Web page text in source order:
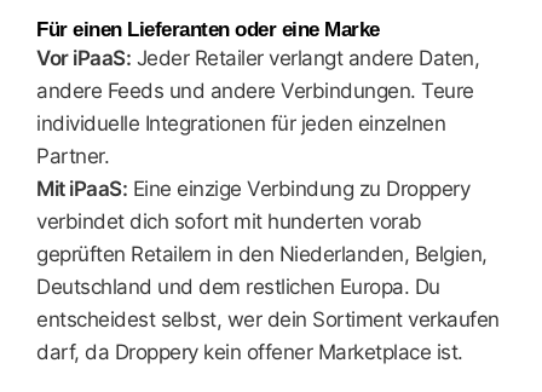
Für einen Lieferanten oder eine Marke
Vor iPaaS: Jeder Retailer verlangt andere Daten,
andere Feeds und andere Verbindungen. Teure
individuelle Integrationen für jeden einzelnen
Partner.
Mit iPaaS: Eine einzige Verbindung zu Droppery
verbindet dich sofort mit hunderten vorab
geprüften Retailern in den Niederlanden, Belgien,
Deutschland und dem restlichen Europa. Du
entscheidest selbst, wer dein Sortiment verkaufen
darf, da Droppery kein offener Marketplace ist.